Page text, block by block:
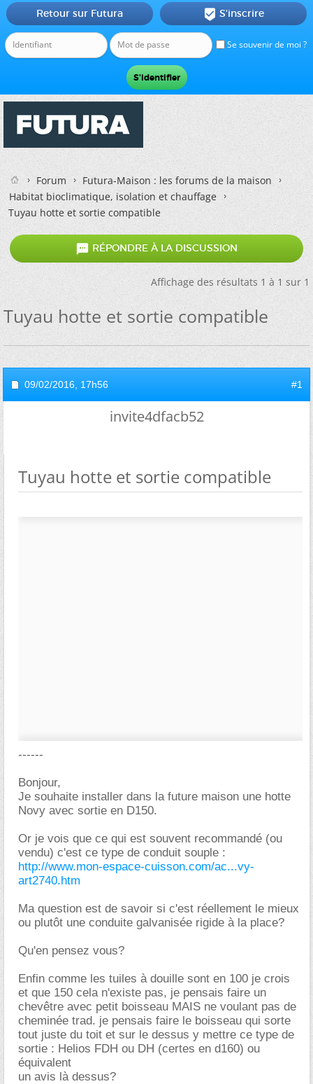
Se souvenir de moi ?
Retour sur Futura  S'inscrire
Forum
Futura-Maison : les forums de la maison
Habitat bioclimatique, isolation et chauffage
Tuyau hotte et sortie compatible
 RÉPONDRE À LA DISCUSSION
Affichage des résultats 1 à 1 sur 1
Tuyau hotte et sortie compatible
09/02/2016, 17h56 #1
invite4dfacb52
Tuyau hotte et sortie compatible
------
Bonjour,
Je souhaite installer dans la future maison une hotte
Novy avec sortie en D150.
Or je vois que ce qui est souvent recommandé (ou
vendu) c'est ce type de conduit souple :
http://www.mon-espace-cuisson.com/ac...vy-
art2740.htm
Ma question est de savoir si c'est réellement le mieux
ou plutôt une conduite galvanisée rigide à la place?
Qu'en pensez vous?
Enfin comme les tuiles à douille sont en 100 je crois
et que 150 cela n'existe pas, je pensais faire un
chevêtre avec petit boisseau MAIS ne voulant pas de
cheminée trad. je pensais faire le boisseau qui sorte
tout juste du toit et sur le dessus y mettre ce type de
sortie : Helios FDH ou DH (certes en d160) ou
équivalent
un avis là dessus?